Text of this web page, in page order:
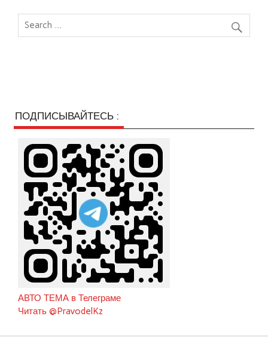
ПОДПИСЫВАЙТЕСЬ :
АВТО ТЕМА в Телеграме
Читать @PravodelKz